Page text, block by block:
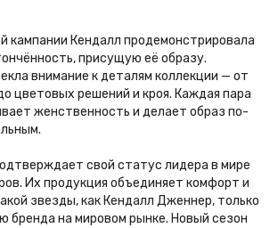
кампании Кендалл продемонстрировала
присущую её образу.
внимание к деталям коллекции — от
цветовых решений и кроя. Каждая пара
женственность и делает образ по-
свой статус лидера в мире
Их продукция объединяет комфорт и
звезды, как Кендалл Дженнер, только
бренда на мировом рынке. Новый сезон